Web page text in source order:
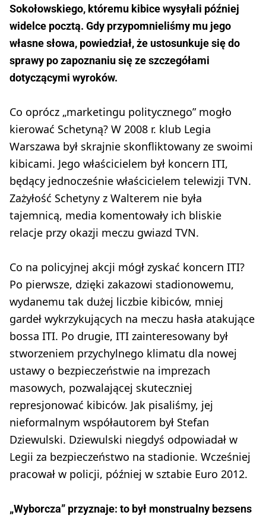
Sokołowskiego, któremu kibice wysyłali później
widelce pocztą. Gdy przypomnieliśmy mu jego
własne słowa, powiedział, że ustosunkuje się do
sprawy po zapoznaniu się ze szczegółami
dotyczącymi wyroków.
Co oprócz „marketingu politycznego” mogło
kierować Schetyną? W 2008 r. klub Legia
Warszawa był skrajnie skonfliktowany ze swoimi
kibicami. Jego właścicielem był koncern ITI,
będący jednocześnie właścicielem telewizji TVN.
Zażyłość Schetyny z Walterem nie była
tajemnicą, media komentowały ich bliskie
relacje przy okazji meczu gwiazd TVN.
Co na policyjnej akcji mógł zyskać koncern ITI?
Po pierwsze, dzięki zakazowi stadionowemu,
wydanemu tak dużej liczbie kibiców, mniej
gardeł wykrzykujących na meczu hasła atakujące
bossa ITI. Po drugie, ITI zainteresowany był
stworzeniem przychylnego klimatu dla nowej
ustawy o bezpieczeństwie na imprezach
masowych, pozwalającej skuteczniej
represjonować kibiców. Jak pisaliśmy, jej
nieformalnym współautorem był Stefan
Dziewulski. Dziewulski niegdyś odpowiadał w
Legii za bezpieczeństwo na stadionie. Wcześniej
pracował w policji, później w sztabie Euro 2012.
„Wyborcza” przyznaje: to był monstrualny bezsens